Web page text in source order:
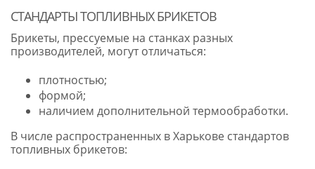
СТАНДАРТЫ ТОПЛИВНЫХ БРИКЕТОВ
Брикеты, прессуемые на станках разных
производителей, могут отличаться:
плотностью;
формой;
наличием дополнительной термообработки.
В числе распространенных в Харькове стандартов
топливных брикетов: